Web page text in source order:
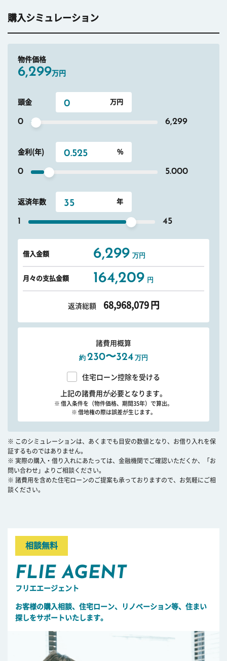
購入シミュレーション
物件価格
6,299万円
頭金
0 6,299
金利(年)
0 5.000
返済年数
1 45
借入金額 6,299 万円
月々の支払金額 164,209 円
返済総額 68,968,079 円
諸費用概算
約 230〜324 万円
住宅ローン控除を受ける
上記の諸費用が必要となります。
※ 借入条件を（物件価格、期間35年）で算出。
※ 借地権の際は誤差が生じます。
※ このシミュレーションは、あくまでも目安の数値となり、お借り入れを保
証するものではありません。
※ 実際の購入・借り入れにあたっては、金融機関でご確認いただくか、「お
問い合わせ」よりご相談ください。
※ 諸費用を含めた住宅ローンのご提案も承っておりますので、お気軽にご相
談ください。
相談無料
FLIE AGENT
フリエエージェント
お客様の購入相談、住宅ローン、リノベーション等、住まい
探しをサポートいたします。